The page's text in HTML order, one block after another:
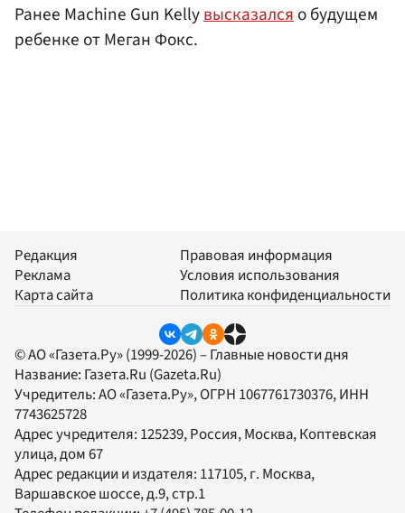
Ранее Machine Gun Kellyвысказалсяо будущем
ребенке от Меган Фокс.
Редакция
Реклама
Карта сайта
Правовая информация
Условия использования
Политика конфиденциальности
© АО «Газета.Ру» (1999-2026) – Главные новости дня
Название: Газета.Ru (Gazeta.Ru)
Учредитель:АО «Газета.Ру», ОГРН 1067761730376, ИНН
7743625728
Адрес учредителя: 125239, Россия, Москва, Коптевская
улица, дом 67
Адрес редакции и издателя: 117105, г. Москва,
Варшавское шоссе, д.9, стр.1